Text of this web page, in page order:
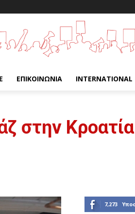
ΕΠΙΚΟΙΝΩΝΊΑ INTERNATIONAL
στην
7,273